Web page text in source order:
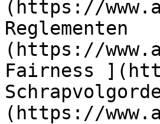
(https://
(https://
Fairness
(https://